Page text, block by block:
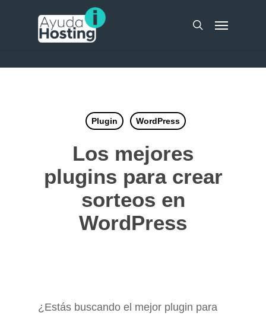
search
Menu
Plugin WordPress
Los mejores
plugins para crear
sorteos en
WordPress
¿Estás buscando el mejor plugin para